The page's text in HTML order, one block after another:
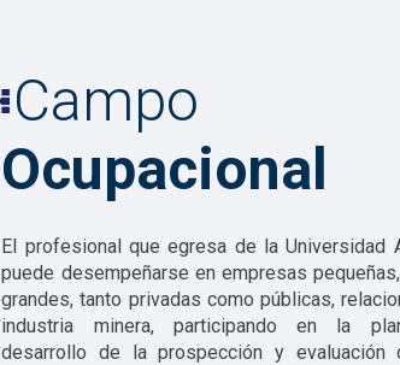
Campo
Ocupacional
El profesional que egresa de la Universidad
puede desempeñarse en empresas
grandes, tanto privadas como públicas,
industria minera, participando en la
desarrollo de la prospección y evaluación